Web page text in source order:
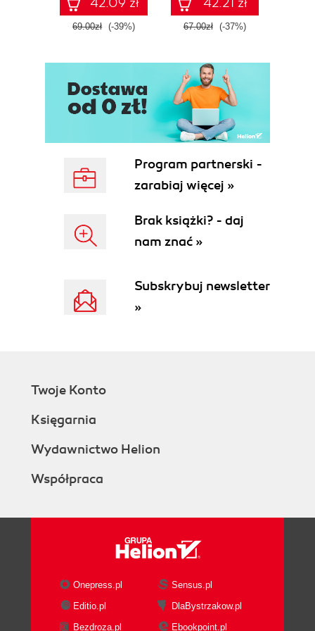
69.00zł (-39%) 67.00zł (-37%)
Program partnerski -
zarabiaj więcej »
Brak książki? - daj
nam znać »
Subskrybuj newsletter
»
Twoje Konto
Księgarnia
Wydawnictwo Helion
Współpraca
Onepress.pl
Sensus.pl
Editio.pl
DlaBystrzakow.pl
Bezdroza.pl
Ebookpoint.pl